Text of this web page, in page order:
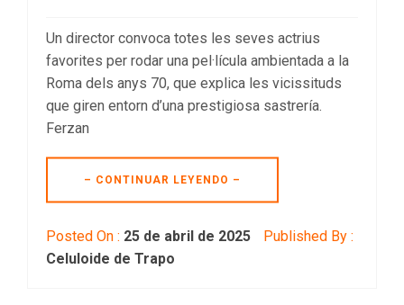
Un director convoca totes les seves actrius
favorites per rodar una pel·lícula ambientada a la
Roma dels anys 70, que explica les vicissituds
que giren entorn d’una prestigiosa sastrería.
Ferzan
– CONTINUAR LEYENDO –
Posted On : 25 de abril de 2025
Published By :
Celuloide de Trapo